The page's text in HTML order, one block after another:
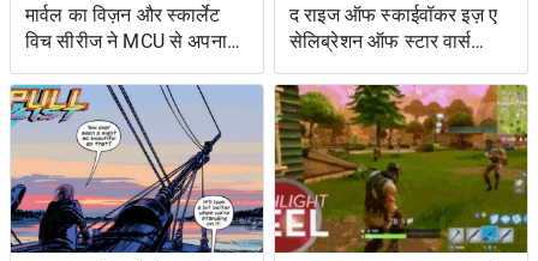
मार्वल का विज़न और स्कार्लेट
विच सीरीज ने MCU से अपना
शोअरनर चुना
द राइज ऑफ स्काईवॉकर इज़ ए
सेलिब्रेशन ऑफ स्टार वार्स
ओल्ड एक्सटेंडेड यूनिवर्स- एंड
इट्स ग्रेटेस्ट रेस्ट्यूडिएशन